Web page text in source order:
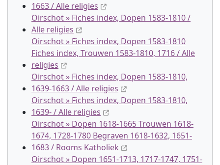
1663 / Alle religies
Oirschot » Fiches index, Dopen 1583-1810 /
Alle religies
Oirschot » Fiches index, Dopen 1583-1810
Fiches index, Trouwen 1583-1810, 1716 / Alle
religies
Oirschot » Fiches index, Dopen 1583-1810,
1639-1663 / Alle religies
Oirschot » Fiches index, Dopen 1583-1810,
1639- / Alle religies
Oirschot » Dopen 1618-1665 Trouwen 1618-
1674, 1728-1780 Begraven 1618-1632, 1651-
1683 / Rooms Katholiek
Oirschot » Dopen 1651-1713, 1717-1747, 1751-